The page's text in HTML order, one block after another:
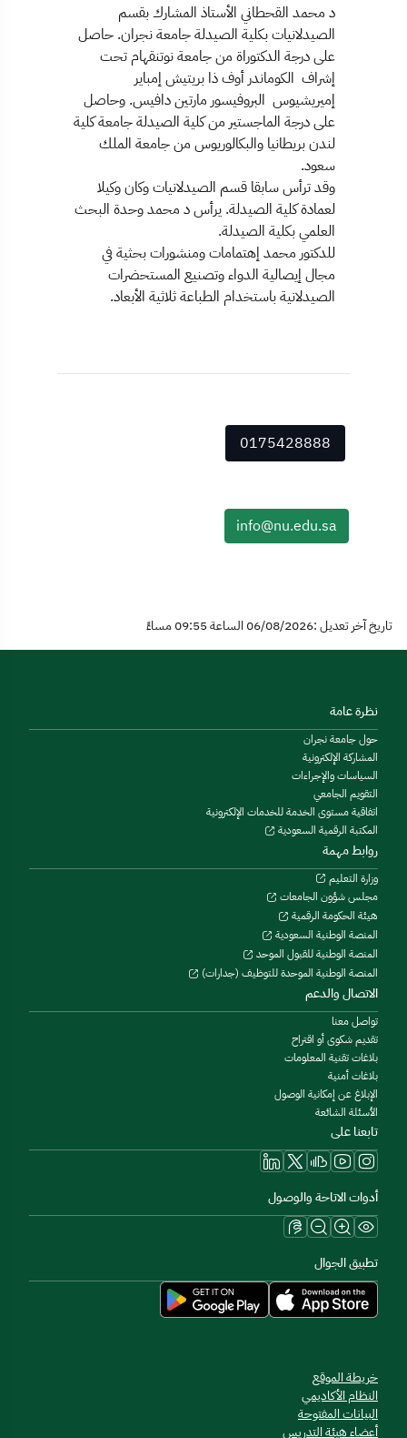
د محمد القحطاني الأستاذ المشارك بقسم
الصيدلانيات بكلية الصيدلة جامعة نجران. حاصل
على درجة الدكتوراة من جامعة نوتنقهام تحت
إشراف الكوماندر أوف ذا بريتيش إمباير
إميريشيوس البروفيسور مارتين دافيس. وحاصل
على درجة الماجستير من كلية الصيدلة جامعة كلية
لندن بريطانيا والبكالوريوس من جامعة الملك
سعود.
وقد ترأس سابقا قسم الصيدلانيات وكان وكيلا
لعمادة كلية الصيدلة. يرأس د محمد وحدة البحث
العلمي بكلية الصيدلة.
للدكتور محمد إهتمامات ومنشورات بحثية في
مجال إيصالية الدواء وتصنيع المستحضرات
الصيدلانية باستخدام الطباعة ثلاثية الأبعاد.
0175428888
info@nu.edu.sa
تاريخ آخر تعديل :06/08/2026 الساعة 09:55 مساءً
نظرة عامة
حول جامعة نجران
المشاركة الإلكترونية
السياسات والإجراءات
التقويم الجامعي
اتفاقية مستوى الخدمة للخدمات الإلكترونية
المكتبة الرقمية السعودية
روابط مهمة
وزارة التعليم
مجلس شؤون الجامعات
هيئة الحكومة الرقمية
المنصة الوطنية السعودية
المنصة الوطنية للقبول الموحد
المنصة الوطنية الموحدة للتوظيف (جدارات)
الاتصال والدعم
تواصل معنا
تقديم شكوى أو اقتراح
بلاغات تقنية المعلومات
بلاغات أمنية
الإبلاغ عن إمكانية الوصول
الأسئلة الشائعة
تابعنا على
أدوات الاتاحة والوصول
تطبيق الجوال
خريطة الموقع
النظام الأكاديمي
البيانات المفتوحة
أعضاء هيئة التدريس